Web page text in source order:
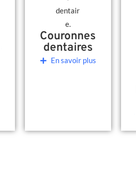
Couronnes
dentaires
En savoir plus